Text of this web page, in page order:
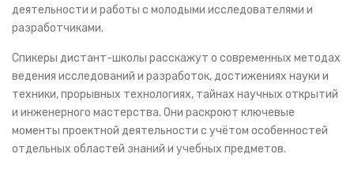
деятельности и работы с молодыми исследователями и
разработчиками.
Спикеры дистант-школы расскажут о современных методах
ведения исследований и разработок, достижениях науки и
техники, прорывных технологиях, тайнах научных открытий
и инженерного мастерства. Они раскроют ключевые
моменты проектной деятельности с учётом особенностей
отдельных областей знаний и учебных предметов.